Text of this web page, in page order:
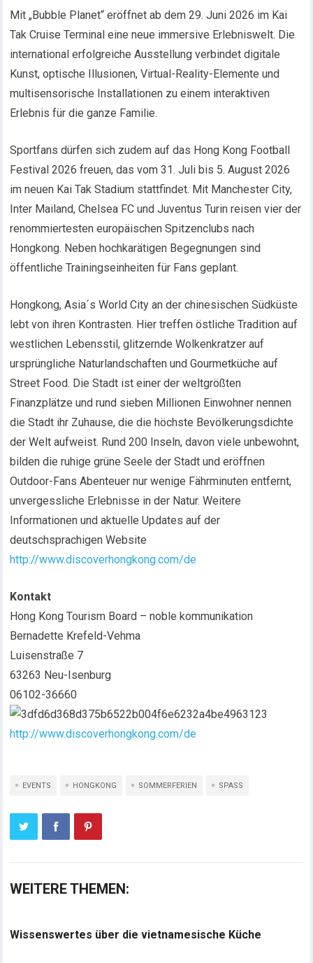
Mit „Bubble Planet“ eröffnet ab dem 29. Juni 2026 im Kai
Tak Cruise Terminal eine neue immersive Erlebniswelt. Die
international erfolgreiche Ausstellung verbindet digitale
Kunst, optische Illusionen, Virtual-Reality-Elemente und
multisensorische Installationen zu einem interaktiven
Erlebnis für die ganze Familie.
Sportfans dürfen sich zudem auf das Hong Kong Football
Festival 2026 freuen, das vom 31. Juli bis 5. August 2026
im neuen Kai Tak Stadium stattfindet. Mit Manchester City,
Inter Mailand, Chelsea FC und Juventus Turin reisen vier der
renommiertesten europäischen Spitzenclubs nach
Hongkong. Neben hochkarätigen Begegnungen sind
öffentliche Trainingseinheiten für Fans geplant.
Hongkong, Asia´s World City an der chinesischen Südküste
lebt von ihren Kontrasten. Hier treffen östliche Tradition auf
westlichen Lebensstil, glitzernde Wolkenkratzer auf
ursprüngliche Naturlandschaften und Gourmetküche auf
Street Food. Die Stadt ist einer der weltgrößten
Finanzplätze und rund sieben Millionen Einwohner nennen
die Stadt ihr Zuhause, die die höchste Bevölkerungsdichte
der Welt aufweist. Rund 200 Inseln, davon viele unbewohnt,
bilden die ruhige grüne Seele der Stadt und eröffnen
Outdoor-Fans Abenteuer nur wenige Fährminuten entfernt,
unvergessliche Erlebnisse in der Natur. Weitere
Informationen und aktuelle Updates auf der
deutschsprachigen Website
http://www.discoverhongkong.com/de
Kontakt
Hong Kong Tourism Board – noble kommunikation
Bernadette Krefeld-Vehma
Luisenstraße 7
63263 Neu-Isenburg
06102-36660
http://www.discoverhongkong.com/de
EVENTS HONGKONG SOMMERFERIEN SPASS
WEITERE THEMEN:
Wissenswertes über die vietnamesische Küche